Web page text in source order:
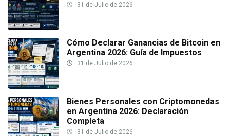
31 de Julio de 2026
Cómo Declarar Ganancias de Bitcoin en
Argentina 2026: Guía de Impuestos
31 de Julio de 2026
Bienes Personales con Criptomonedas
en Argentina 2026: Declaración
Completa
31 de Julio de 2026